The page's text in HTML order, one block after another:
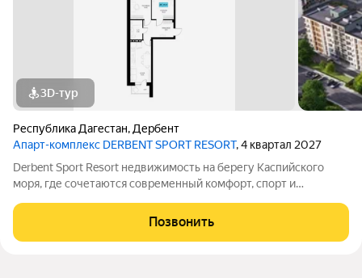
3D-тур
Республика Дагестан, Дербент
Апарт-комплекс DERBENT SPORT RESORT, 4 квартал 2027
Derbent Sport Resort недвижимость на берегу Каспийского
моря, где сочетаются современный комфорт, спорт и
учитывают все потребности современных
Позвонить